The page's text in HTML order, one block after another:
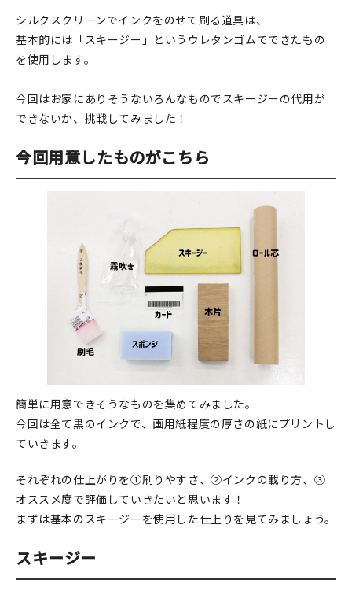
雑貨
JAMグッズ
台湾グッズ
イベント・ワークショップ
ギャラリー
おしらせ
マイアカウント
カートを見る
シルクスクリーンでインクをのせて刷る道具は、
基本的には「スキージー」というウレタンゴムでできたもの
を使用します。
今回はお家にありそうないろんなものでスキージーの代用が
できないか、挑戦してみました！
今回用意したものがこちら
簡単に用意できそうなものを集めてみました。
今回は全て黒のインクで、画用紙程度の厚さの紙にプリントし
ていきます。
それぞれの仕上がりを①刷りやすさ、②インクの載り方、③
オススメ度で評価していきたいと思います！
まずは基本のスキージーを使用した仕上りを見てみましょう。
スキージー